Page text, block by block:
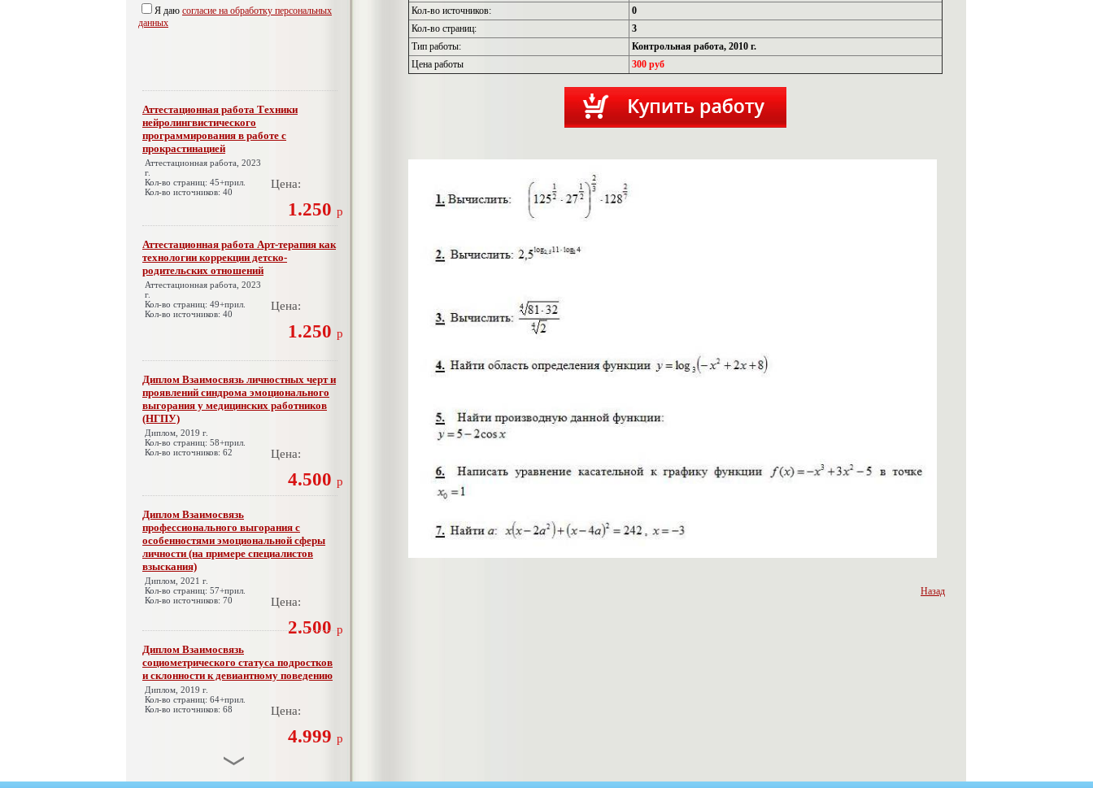
Я даю согласие на обработку персональных
данных
Аттестационная работа Техники
нейролингвистического
программирования в работе с
прокрастинацией
Аттестационная работа, 2023
г.
Кол-во страниц: 45+прил.
Кол-во источников: 40
Цена:
1.250 р
Аттестационная работа Арт-терапия как
технологии коррекции детско-
родительских отношений
Аттестационная работа, 2023
г.
Кол-во страниц: 49+прил.
Кол-во источников: 40
Цена:
1.250 р
Диплом Взаимосвязь личностных черт и
проявлений синдрома эмоционального
выгорания у медицинских работников
(НГПУ)
Диплом, 2019 г.
Кол-во страниц: 58+прил.
Кол-во источников: 62
Цена:
4.500 р
Диплом Взаимосвязь
профессионального выгорания с
особенностями эмоциональной сферы
личности (на примере специалистов
взыскания)
Диплом, 2021 г.
Кол-во страниц: 57+прил.
Кол-во источников: 70
Цена:
2.500 р
Диплом Взаимосвязь
социометрического статуса подростков
и склонности к девиантному поведению
Диплом, 2019 г.
Кол-во страниц: 64+прил.
Кол-во источников: 68
Цена:
4.999 р
Диплом Взаимосвязь эмпатии и
Кол-во источников:
0
Кол-во страниц:
3
Тип работы:
Контрольная работа, 2010 г.
Цена работы
300 руб
Назад